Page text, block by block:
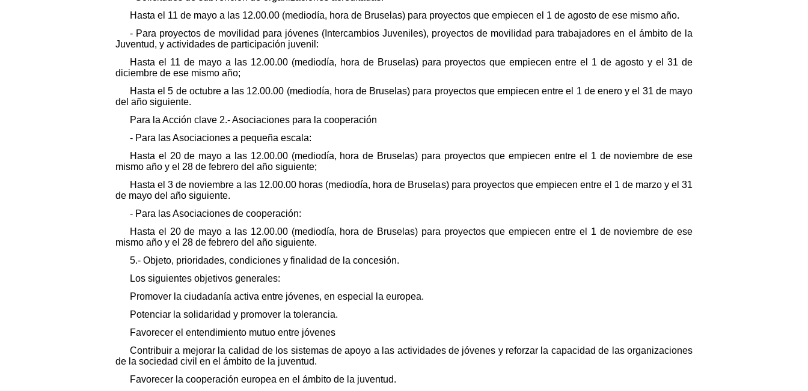
Hasta el 11 de mayo a las 12.00.00 (mediodía, hora de Bruselas) para proyectos que empiecen el 1 de agosto de ese mismo año.
- Para proyectos de movilidad para jóvenes (Intercambios Juveniles), proyectos de movilidad para trabajadores en el ámbito de la
Juventud, y actividades de participación juvenil:
Hasta el 11 de mayo a las 12.00.00 (mediodía, hora de Bruselas) para proyectos que empiecen entre el 1 de agosto y el 31 de
diciembre de ese mismo año;
Hasta el 5 de octubre a las 12.00.00 (mediodía, hora de Bruselas) para proyectos que empiecen entre el 1 de enero y el 31 de mayo
del año siguiente.
Para la Acción clave 2.- Asociaciones para la cooperación
- Para las Asociaciones a pequeña escala:
Hasta el 20 de mayo a las 12.00.00 (mediodía, hora de Bruselas) para proyectos que empiecen entre el 1 de noviembre de ese
mismo año y el 28 de febrero del año siguiente;
Hasta el 3 de noviembre a las 12.00.00 horas (mediodía, hora de Bruselas) para proyectos que empiecen entre el 1 de marzo y el 31
de mayo del año siguiente.
- Para las Asociaciones de cooperación:
Hasta el 20 de mayo a las 12.00.00 (mediodía, hora de Bruselas) para proyectos que empiecen entre el 1 de noviembre de ese
mismo año y el 28 de febrero del año siguiente.
5.- Objeto, prioridades, condiciones y finalidad de la concesión.
Los siguientes objetivos generales:
Promover la ciudadanía activa entre jóvenes, en especial la europea.
Potenciar la solidaridad y promover la tolerancia.
Favorecer el entendimiento mutuo entre jóvenes
Contribuir a mejorar la calidad de los sistemas de apoyo a las actividades de jóvenes y reforzar la capacidad de las organizaciones
de la sociedad civil en el ámbito de la juventud.
Favorecer la cooperación europea en el ámbito de la juventud.